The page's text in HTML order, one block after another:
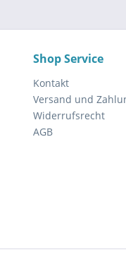
Shop Service
Kontakt
Versand und
Widerrufsrecht
AGB